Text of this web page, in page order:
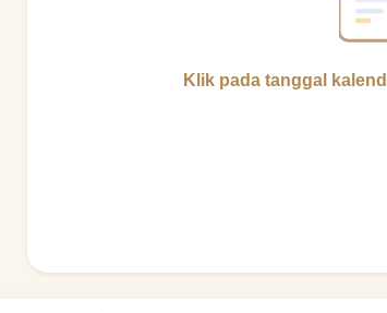
Klik pada tanggal